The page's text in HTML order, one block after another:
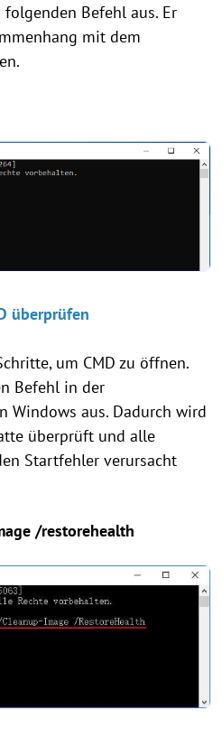
Befehl aus. Er
mit dem
überprüfen
um CMD zu öffnen.
Befehl in der
Windows aus. Dadurch wird
überprüft und alle
Startfehler verursacht
/restorehealth